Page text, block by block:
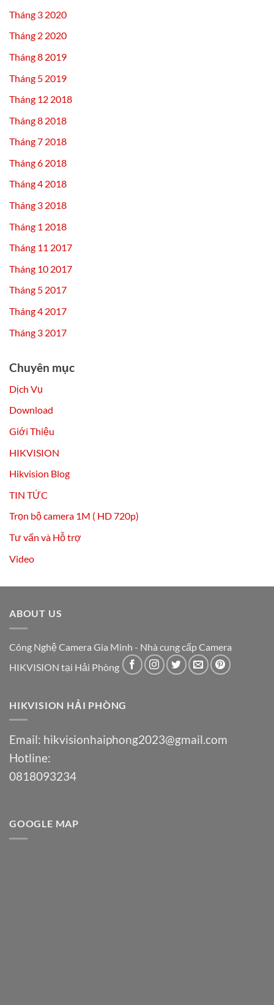
Tháng 3 2020
Tháng 2 2020
Tháng 8 2019
Tháng 5 2019
Tháng 12 2018
Tháng 8 2018
Tháng 7 2018
Tháng 6 2018
Tháng 4 2018
Tháng 3 2018
Tháng 1 2018
Tháng 11 2017
Tháng 10 2017
Tháng 5 2017
Tháng 4 2017
Tháng 3 2017
Chuyên mục
Dịch Vụ
Download
Giới Thiệu
HIKVISION
Hikvision Blog
TIN TỨC
Trọn bộ camera 1M ( HD 720p)
Tư vấn và Hỗ trợ
Video
ABOUT US
Công Nghệ Camera Gia Minh - Nhà cung cấp Camera
HIKVISION tại Hải Phòng
HIKVISION HẢI PHÒNG
Email: hikvisionhaiphong2023@gmail.com
Hotline:
0818093234
GOOGLE MAP